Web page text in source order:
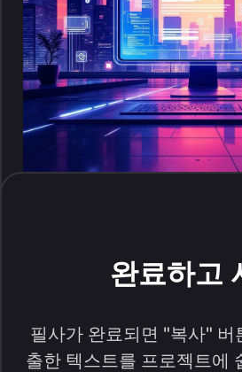
완료하고
필사가 완료되면 "복사" 버
출한 텍스트를 프로젝트에